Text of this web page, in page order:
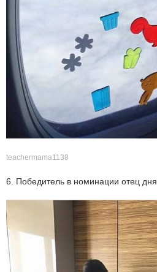
teachermama1138
6. Победитель в номинации отец дня